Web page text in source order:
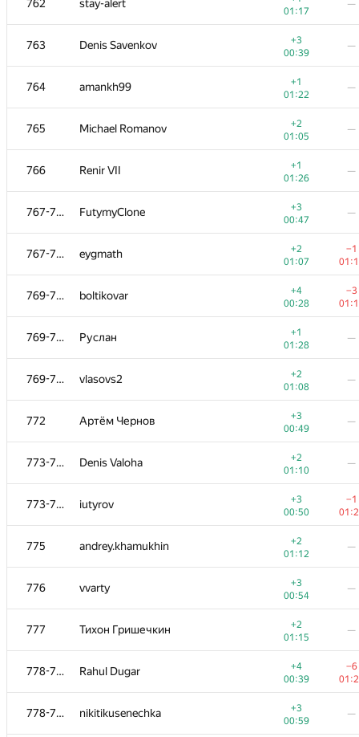
762 stay-alert
01:17
—
763 Denis Savenkov
+3
00:39
—
764 amankh99
+1
01:22
—
765 Michael Romanov
+2
01:05
—
766 Renir VII
+1
01:26
—
767-768 FutymyClone
+3
00:47
—
767-768 eygmath
+2
01:07
−1
769-771 boltikovar
+4
00:28
−3
769-771 Руслан
+1
01:28
—
769-771 vlasovs2
+2
01:08
—
772 Артём Чернов
+3
00:49
—
773-774 Denis Valoha
+2
01:10
—
773-774 iutyrov
+3
00:50
−1
775 andrey.khamukhin
+2
01:12
—
776 vvarty
+3
00:54
—
777 Тихон Гришечкин
+2
01:15
—
778-779 Rahul Dugar
+4
00:39
−6
778-779 nikitikusenechka
+3
00:59
—
765/ 2712 /
751 gggg66
+3
00:26
—
752 SavkinSD
01:28
−6
753 vu.borisoff
00:06
754 Andrew Chulanov
+1
01:10
w.naseer
+3
00:31
alexandra.s.sidorova
+3
00:31
acrobat.writer
+3
00:31
—
dtararukhin
+2
00:51
759
+2
00:52
760 Shchetsova.au
+2
00:53
761 anastasia1995ya
+2
00:54
—
762 stay-alert
+1
01:17